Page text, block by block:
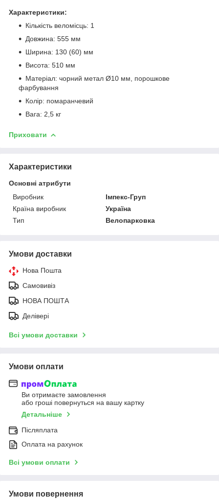
Характеристики:
Кількість веломісць: 1
Довжина: 555 мм
Ширина: 130 (60) мм
Висота: 510 мм
Матеріал: чорний метал Ø10 мм, порошкове
фарбування
Колір: помаранчевий
Вага: 2,5 кг
Приховати
Характеристики
Основні атрибути
Виробник
Імпекс-Груп
Країна виробник
Україна
Тип
Велопарковка
Умови доставки
Нова Пошта
Самовивіз
НОВА ПОШТА
Делівері
Всі умови доставки
Умови оплати
Ви отримаєте замовлення
або гроші повернуться на вашу картку
Детальніше
Післяплата
Оплата на рахунок
Всі умови оплати
Умови повернення